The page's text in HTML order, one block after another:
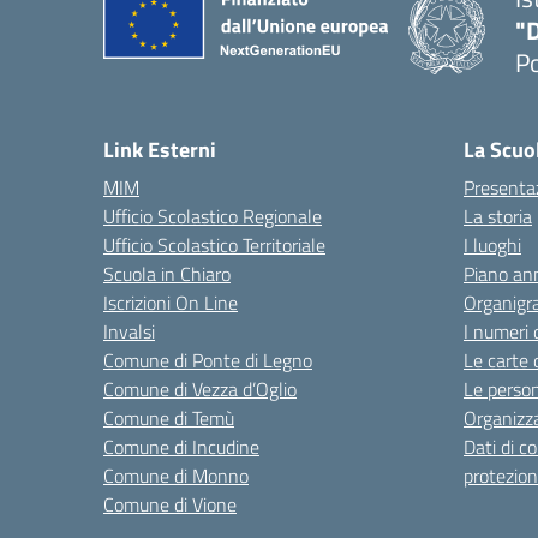
Link Esterni
MIM
Ufficio Scolastico Regionale
Ufficio Scolastico Territoriale
Scuola in Chiaro
Iscrizioni On Line
Invalsi
Comune di Ponte di Legno
Comune di Vezza d’Oglio
Comune di Temù
Comune di Incudine
Comune di Monno
Comune di Vione
La
La storia
I luoghi
Piano
I numeri
Le carte
Le
Dati di